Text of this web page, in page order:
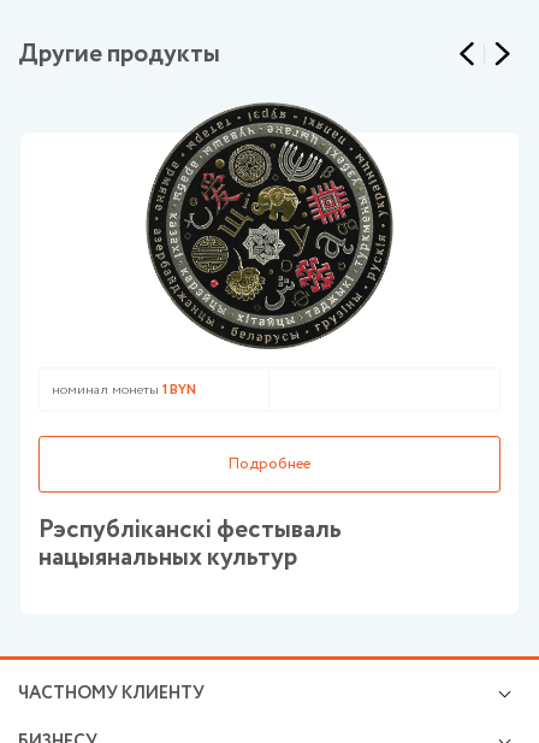
Другие продукты
номинал монеты 1 BYN
Подробнее
фестываль
культур
ЧАСТНОМУ КЛИЕНТУ